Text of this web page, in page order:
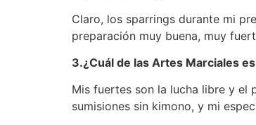
Claro, los sparrings durante mi
preparación muy buena, muy
3.¿Cuál de las Artes Marciales
Mis fuertes son la lucha libre y el
sumisiones sin kimono, y mi